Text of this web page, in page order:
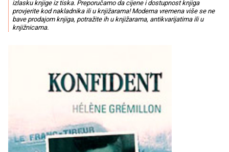
izlasku knjige iz tiska. Preporučamo da cijene i dostupnost knjiga
provjerite kod nakladnika ili u knjižarama! Moderna vremena više se ne
bave prodajom knjiga, potražite ih u knjižarama, antikvarijatima ili u
knjižnicama.